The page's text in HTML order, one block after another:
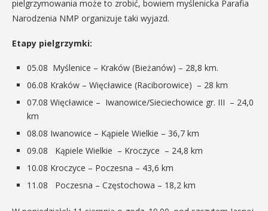
pielgrzymowania może to zrobić, bowiem myślenicka Parafia
Narodzenia NMP organizuje taki wyjazd.
Etapy pielgrzymki:
05.08 Myślenice – Kraków (Bieżanów) – 28,8 km.
06.08 Kraków – Więcławice (Raciborowice) – 28 km
07.08 Więcławice – Iwanowice/Sieciechowice gr. III – 24,0
km
08.08 Iwanowice – Kąpiele Wielkie – 36,7 km
09.08 Kąpiele Wielkie – Kroczyce – 24,8 km
10.08 Kroczyce – Poczesna – 43,6 km
11.08 Poczesna – Częstochowa – 18,2 km